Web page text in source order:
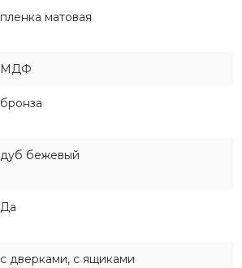
пленка матовая
МДФ
бронза
дуб бежевый
Да
с дверками, с ящиками